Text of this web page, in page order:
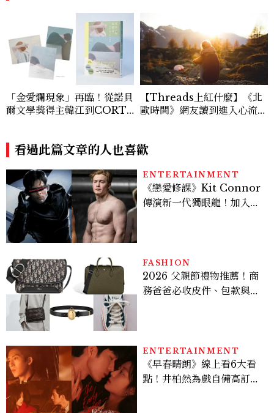
「金愛爛現象」再臨！從諾貝
爾文學獎得主韓江到CORTI
【Threads上紅什麼】《北
歐時間》網友讀到進入心流狀
看過此篇文章的人也喜歡
ENTERTAINMENT
《戀愛修課》Kit Connor
傳演新一代獨眼龍！加入新
FASHION
2026 父親節禮物推薦！商
務爸爸必收皮件、包款與鞋
ENTERTAINMENT
《早春晴朗》線上看6大看
點！井柏然為戲自備高訂，